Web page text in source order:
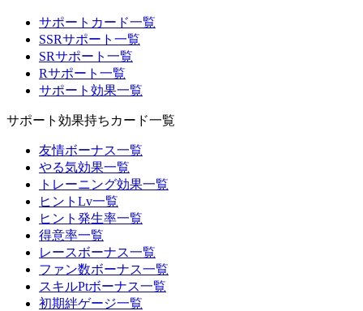
サポートカード一覧
SSRサポート一覧
SRサポート一覧
Rサポート一覧
サポート効果一覧
サポート効果持ちカード一覧
友情ボーナス一覧
やる気効果一覧
トレーニング効果一覧
ヒントLv一覧
ヒント発生率一覧
得意率一覧
レースボーナス一覧
ファン数ボーナス一覧
スキルPtボーナス一覧
初期絆ゲージ一覧